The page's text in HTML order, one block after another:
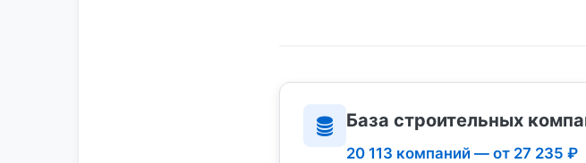
База строительных
20 113 компаний — от 27 235 ₽